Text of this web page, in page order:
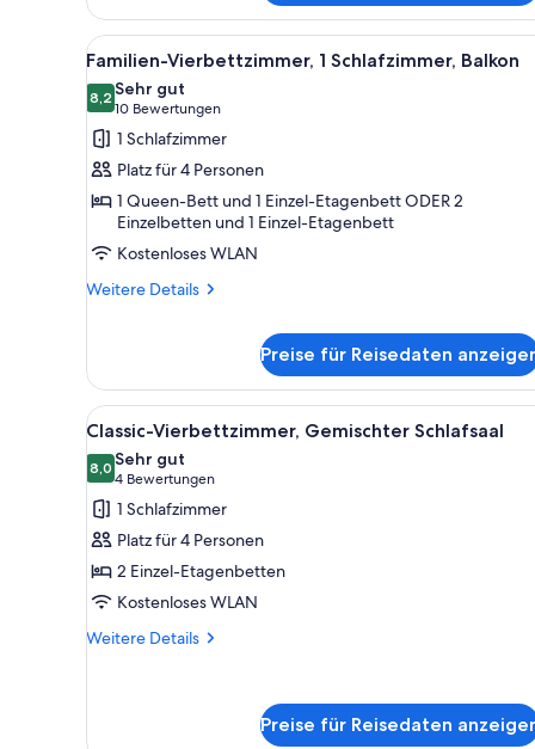
Premium-
Schlafsaal,
Gemischter
Schlafsaal
Alle
Fotos
für
Familien-
Vierbettzimmer,
1
Schlafzimmer,
Balkon
anzeigen
Ein Hotelzimmer mit einem
7
Familien-Vierbettzimmer, 1 Schlafzimmer, Balkon
8,28,2 von 10
Sehr gut
10 Bewertungen
(10
Bewertungen)
1 Schlafzimmer
Platz für 4 Personen
1 Queen-Bett und 1 Einzel-Etagenbett ODER 2
Einzelbetten und 1 Einzel-Etagenbett
Kostenloses WLAN
Weitere Details
Weitere
Vierbettzimmer,
Schlafzimmer,
Balkon
Preise für Reisedaten
Alle
Fotos
für
Classic-
Vierbettzimmer,
Gemischter
Schlafsaal
anzeigen
Ein Schlafsaalzimmer mit
4
Classic-Vierbettzimmer, Gemischter Schlafsaal
8,08,0 von 10
Sehr gut
4 Bewertungen
(4
Bewertungen)
1 Schlafzimmer
Platz für 4 Personen
2 Einzel-Etagenbetten
Kostenloses WLAN
Weitere Details
Weitere
Gemischter
Preise für Reisedaten